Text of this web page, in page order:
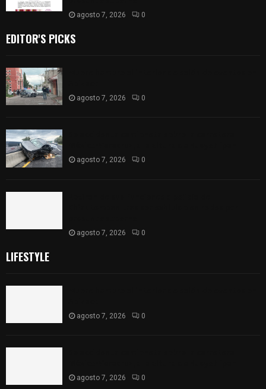
agosto 7, 2026 0
EDITOR'S PICKS
agosto 7, 2026 0
agosto 7, 2026 0
agosto 7, 2026 0
LIFESTYLE
agosto 7, 2026 0
agosto 7, 2026 0